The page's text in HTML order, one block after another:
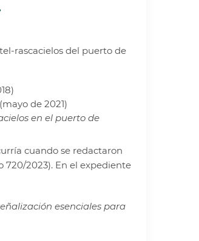
rascacielos del puerto de
(mayo de 2021)
en el puerto de
cuando se redactaron
720/2023). En el expediente
esenciales para